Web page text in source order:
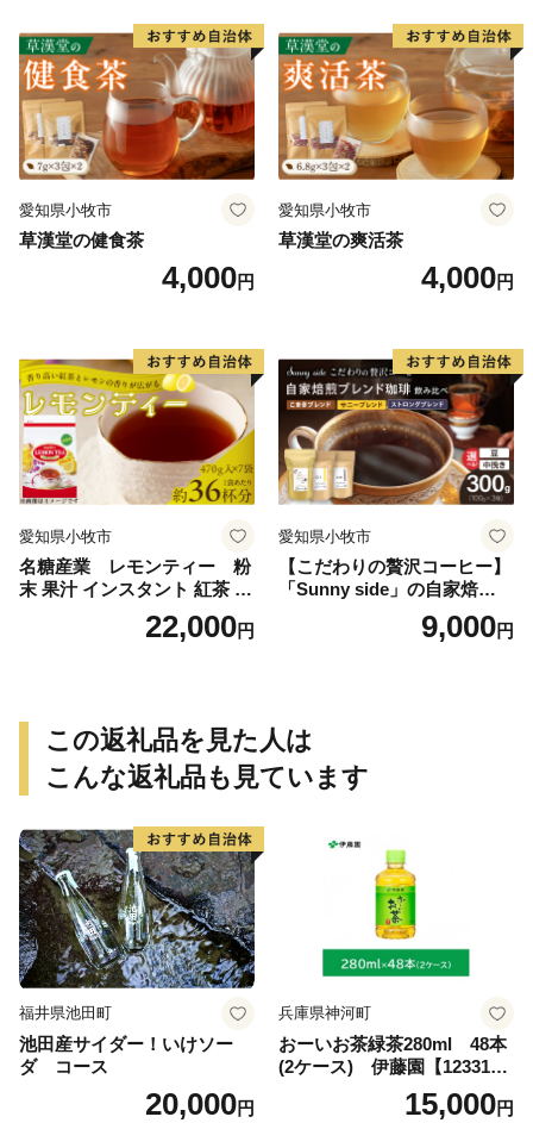
愛知県小牧市
草漢堂の健食茶
4,000円
愛知県小牧市
草漢堂の爽活茶
4,000円
愛知県小牧市
名糖産業 レモンティー 粉
末 果汁 インスタント 紅茶 ビ
タミンC 袋 ロングセラー 粉
末飲料 粉末茶 簡単 手軽 ホッ
22,000円
愛知県小牧市
【こだわりの贅沢コーヒー】
「Sunny side」の自家焙煎珈
琲ブレンド珈琲飲み比べセッ
9,000円
この返礼品を見た人は
こんな返礼品も見ています
福井県池田町
池田産サイダー！いけソー
ダ コース
20,000円
兵庫県神河町
おーいお茶緑茶280ml 48本
(2ケース) 伊藤園【123317
15,000円